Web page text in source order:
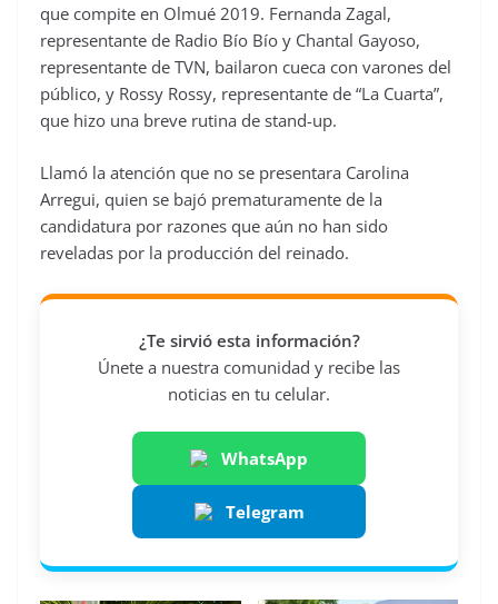
que compite en Olmué 2019. Fernanda Zagal,
representante de Radio Bío Bío y Chantal Gayoso,
representante de TVN, bailaron cueca con varones del
público, y Rossy Rossy, representante de “La Cuarta”,
que hizo una breve rutina de stand-up.
Llamó la atención que no se presentara Carolina
Arregui, quien se bajó prematuramente de la
candidatura por razones que aún no han sido
reveladas por la producción del reinado.
¿Te sirvió esta información?
Únete a nuestra comunidad y recibe las
noticias en tu celular.
WhatsApp
Telegram